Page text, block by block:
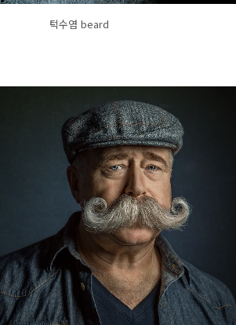
턱수염 beard